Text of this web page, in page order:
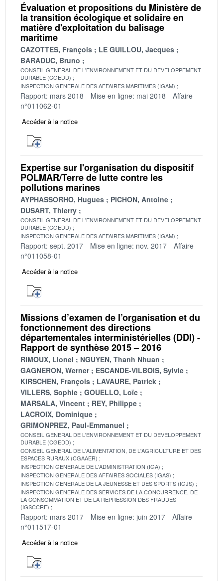
Évaluation et propositions du Ministère de
la transition écologique et solidaire en
matière d'exploitation du balisage
maritime
CAZOTTES, François
LE GUILLOU, Jacques
BARADUC, Bruno
CONSEIL GENERAL DE L'ENVIRONNEMENT ET DU DEVELOPPEMENT
DURABLE (CGEDD)
INSPECTION GENERALE DES AFFAIRES MARITIMES (IGAM)
Rapport: mars 2018 Mise en ligne: mai 2018
Affaire
n°011062-01
Accéder à la notice
Expertise sur l'organisation du dispositif
POLMAR/Terre de lutte contre les
pollutions marines
AYPHASSORHO, Hugues
PICHON, Antoine
DUSART, Thierry
CONSEIL GENERAL DE L'ENVIRONNEMENT ET DU DEVELOPPEMENT
DURABLE (CGEDD)
INSPECTION GENERALE DES AFFAIRES MARITIMES (IGAM)
Rapport: sept. 2017 Mise en ligne: nov. 2017
Affaire
n°011058-01
Accéder à la notice
Missions d’examen de l’organisation et du
fonctionnement des directions
départementales interministérielles (DDI) -
Rapport de synthèse 2015 – 2016
RIMOUX, Lionel
NGUYEN, Thanh Nhuan
GAGNERON, Werner
ESCANDE-VILBOIS, Sylvie
KIRSCHEN, François
LAVAURE, Patrick
VILLERS, Sophie
GOUELLO, Loïc
MARSALA, Vincent
REY, Philippe
LACROIX, Dominique
GRIMONPREZ, Paul-Emmanuel
CONSEIL GENERAL DE L'ENVIRONNEMENT ET DU DEVELOPPEMENT
DURABLE (CGEDD)
CONSEIL GENERAL DE L'ALIMENTATION, DE L'AGRICULTURE ET DES
ESPACES RURAUX (CGAAER)
INSPECTION GENERALE DE L'ADMINISTRATION (IGA)
INSPECTION GENERALE DES AFFAIRES SOCIALES (IGAS)
INSPECTION GENERALE DE LA JEUNESSE ET DES SPORTS (IGJS)
INSPECTION GENERALE DES SERVICES DE LA CONCURRENCE, DE
LA CONSOMMATION ET DE LA REPRESSION DES FRAUDES
(IGSCCRF)
Rapport: mars 2017 Mise en ligne: juin 2017
Affaire
n°011517-01
Accéder à la notice